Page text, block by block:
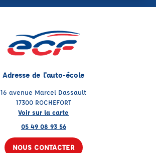
Adresse de l'auto-école
16 avenue Marcel Dassault
17300 ROCHEFORT
Voir sur la carte
05 49 08 93 56
NOUS CONTACTER